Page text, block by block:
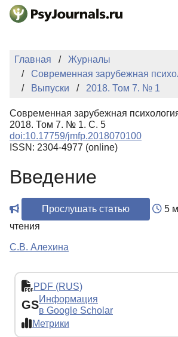
Перейти к основному содержанию
НОВОСТИ
ИЗДАНИЯ
АВТОРЫ
БАЗА ЗНАНИЙ
КЛЮЧЕВЫЕ СЛОВА
Регистрация
Главная
Журналы
Современная зарубежная
Выпуски
2018. Том 7. № 1
Современная зарубежная
2018. Том 7. № 1. С. 5
doi:10.17759/jmfp.2018070100
ISSN: 2304-4977 (online)
Введение
Прослушать статью
5
чтения
С.В. Алехина
PDF (RUS)
GSИнформация
в Google Scholar
Метрики